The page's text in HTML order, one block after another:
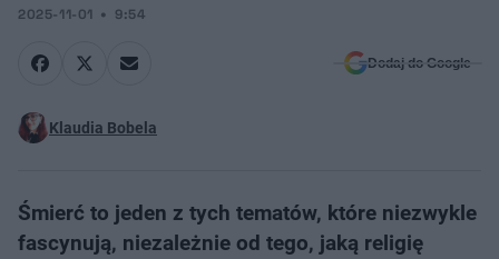
2025-11-01 9:54
Dodaj do Google
Klaudia Bobela
Śmierć to jeden z tych tematów, które niezwykle
fascynują, niezależnie od tego, jaką religię